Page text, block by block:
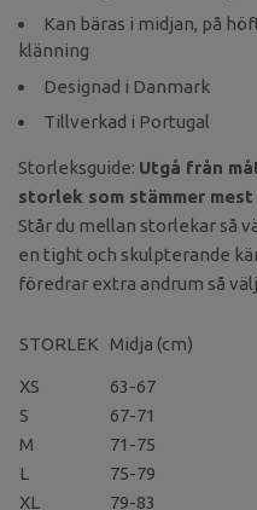
Kan bäras i midjan, på
klänning
Designad i Danmark
Tillverkad i Portugal
Storleksguide: Utgå från
storlek som stämmer
Står du mellan storlekar så
en tight och skulpterande
föredrar extra andrum så
STORLEK Midja (cm)
XS
63-67
S
67-71
M
71-75
L
75-79
XL
79-83